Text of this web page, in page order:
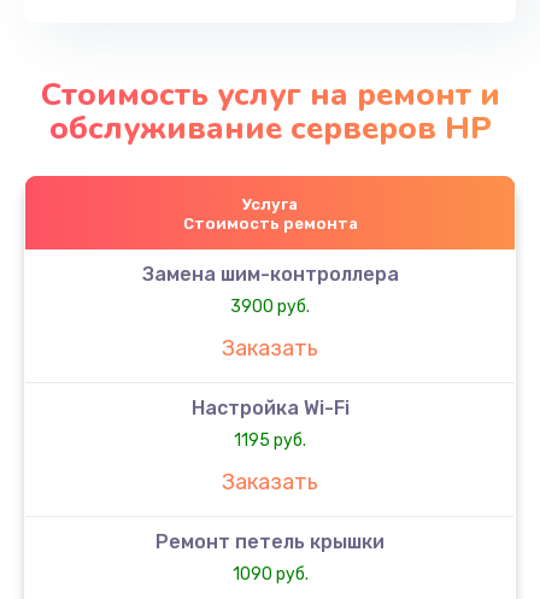
Стоимость услуг на ремонт и
обслуживание серверов HP
Услуга
Стоимость ремонта
Замена шим-контроллера
3900 руб.
Заказать
Настройка Wi-Fi
1195 руб.
Заказать
Ремонт петель крышки
1090 руб.